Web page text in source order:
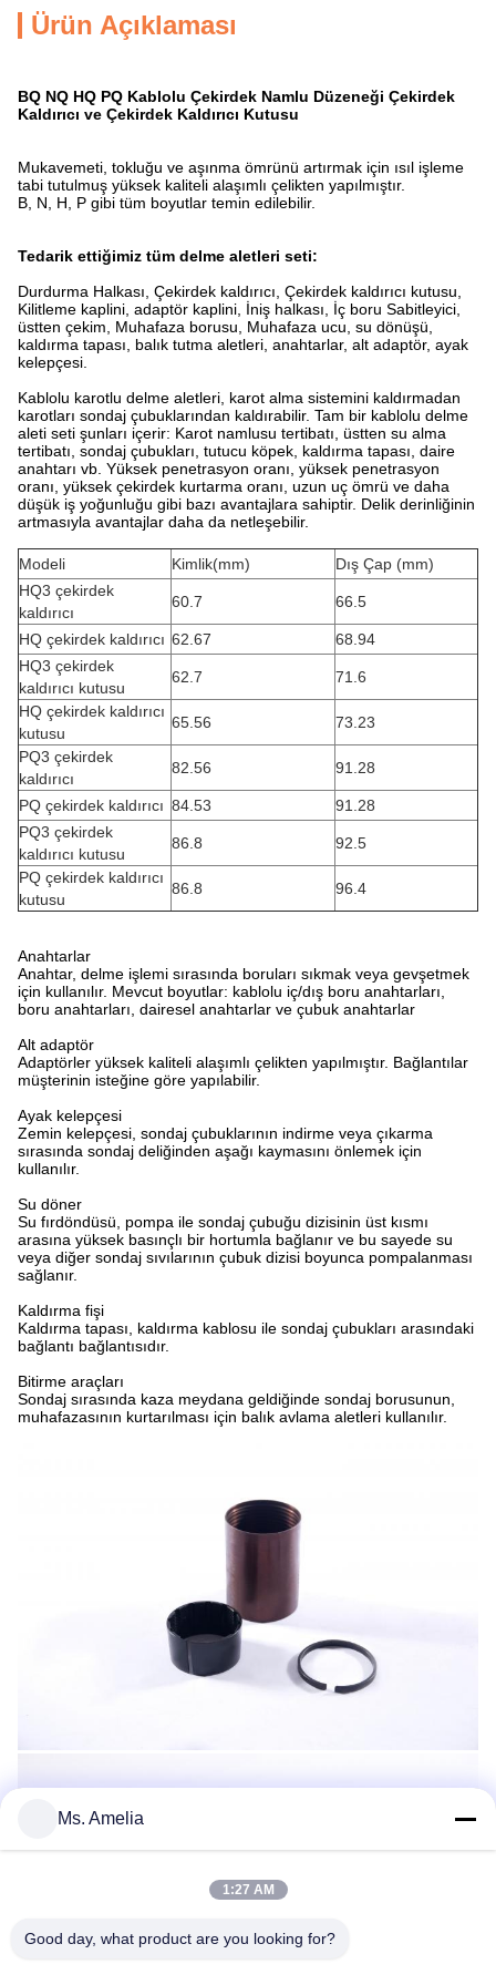
Ürün Açıklaması
BQ NQ HQ PQ Kablolu Çekirdek Namlu Düzeneği Çekirdek
Kaldırıcı ve Çekirdek Kaldırıcı Kutusu
Mukavemeti, tokluğu ve aşınma ömrünü artırmak için ısıl işleme
tabi tutulmuş yüksek kaliteli alaşımlı çelikten yapılmıştır.
B, N, H, P gibi tüm boyutlar temin edilebilir.
Tedarik ettiğimiz tüm delme aletleri seti:
Durdurma Halkası, Çekirdek kaldırıcı, Çekirdek kaldırıcı kutusu,
Kilitleme kaplini, adaptör kaplini, İniş halkası, İç boru Sabitleyici,
üstten çekim, Muhafaza borusu, Muhafaza ucu, su dönüşü,
kaldırma tapası, balık tutma aletleri, anahtarlar, alt adaptör, ayak
kelepçesi.
Kablolu karotlu delme aletleri, karot alma sistemini kaldırmadan
karotları sondaj çubuklarından kaldırabilir. Tam bir kablolu delme
aleti seti şunları içerir: Karot namlusu tertibatı, üstten su alma
tertibatı, sondaj çubukları, tutucu köpek, kaldırma tapası, daire
anahtarı vb. Yüksek penetrasyon oranı, yüksek penetrasyon
oranı, yüksek çekirdek kurtarma oranı, uzun uç ömrü ve daha
düşük iş yoğunluğu gibi bazı avantajlara sahiptir. Delik derinliğinin
artmasıyla avantajlar daha da netleşebilir.
Modeli Kimlik(mm)
Dış Çap (mm)
HQ3 çekirdek
kaldırıcı
60.7 66.5
HQ çekirdek kaldırıcı 62.67
68.94
HQ3 çekirdek
kaldırıcı kutusu
62.7
71.6
HQ çekirdek kaldırıcı
kutusu
65.56
73.23
PQ3 çekirdek
kaldırıcı
82.56 91.28
PQ çekirdek kaldırıcı 84.53
91.28
PQ3 çekirdek
kaldırıcı kutusu
86.8
92.5
PQ çekirdek kaldırıcı
kutusu
86.8 96.4
Anahtarlar
Anahtar, delme işlemi sırasında boruları sıkmak veya gevşetmek
için kullanılır. Mevcut boyutlar: kablolu iç/dış boru anahtarları,
boru anahtarları, dairesel anahtarlar ve çubuk anahtarlar
Alt adaptör
Adaptörler yüksek kaliteli alaşımlı çelikten yapılmıştır. Bağlantılar
müşterinin isteğine göre yapılabilir.
Ayak kelepçesi
Zemin kelepçesi, sondaj çubuklarının indirme veya çıkarma
sırasında sondaj deliğinden aşağı kaymasını önlemek için
kullanılır.
Su döner
Su fırdöndüsü, pompa ile sondaj çubuğu dizisinin üst kısmı
arasına yüksek basınçlı bir hortumla bağlanır ve bu sayede su
veya diğer sondaj sıvılarının çubuk dizisi boyunca pompalanması
sağlanır.
Kaldırma fişi
Kaldırma tapası, kaldırma kablosu ile sondaj çubukları arasındaki
bağlantı bağlantısıdır.
Bitirme araçları
Sondaj sırasında kaza meydana geldiğinde sondaj borusunun,
muhafazasının kurtarılması için balık avlama aletleri kullanılır.
Ms. Amelia
1:27 AM
Good day, what product are you looking for?